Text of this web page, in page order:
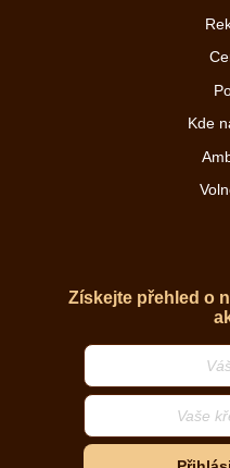
Kde
Získejte přehled o